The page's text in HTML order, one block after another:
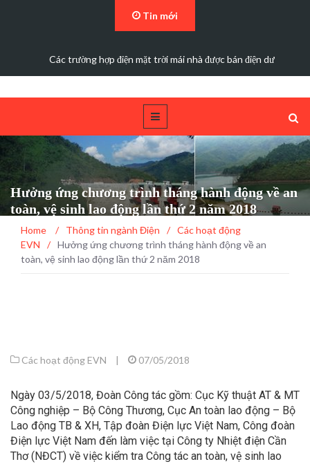
Tin mới
Các trường hợp điện mặt trời mái nhà được bán điện dư
Hưởng ứng chương trình tháng hành động về an
toàn, vệ sinh lao động lần thứ 2 năm 2018
Home / Thông tin ngành Điện / Các hoạt động
EVN
/ Hưởng ứng chương trình tháng hành động về an
toàn, vệ sinh lao động lần thứ 2 năm 2018
Các hoạt động EVN | 07/05/2018
Ngày 03/5/2018, Đoàn Công tác gồm: Cục Kỹ thuật AT & MT
Công nghiệp – Bộ Công Thương, Cục An toàn lao động – Bộ
Lao động TB & XH, Tập đoàn Điện lực Việt Nam, Công đoàn
Điện lực Việt Nam đến làm việc tại Công ty Nhiệt điện Cần
Thơ (NĐCT) về việc kiểm tra Công tác an toàn, vệ sinh lao